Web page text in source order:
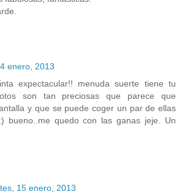
enero, 2013
expectacular!! menuda suerte tiene tu
son tan preciosas que parece que
y que se puede coger un par de ellas
bueno..me quedo con las ganas jeje. Un
15 enero, 2013